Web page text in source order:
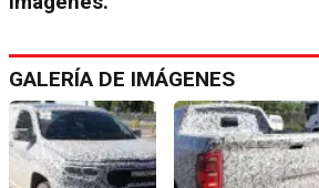
GALERÍA DE IMÁGENES